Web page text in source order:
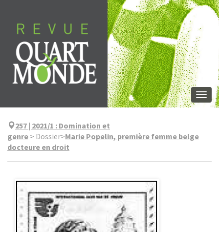
contenu
257 | 2021/1 : Domination et
genre > Dossier>Marie Popelin, première femme belge
docteure en droit